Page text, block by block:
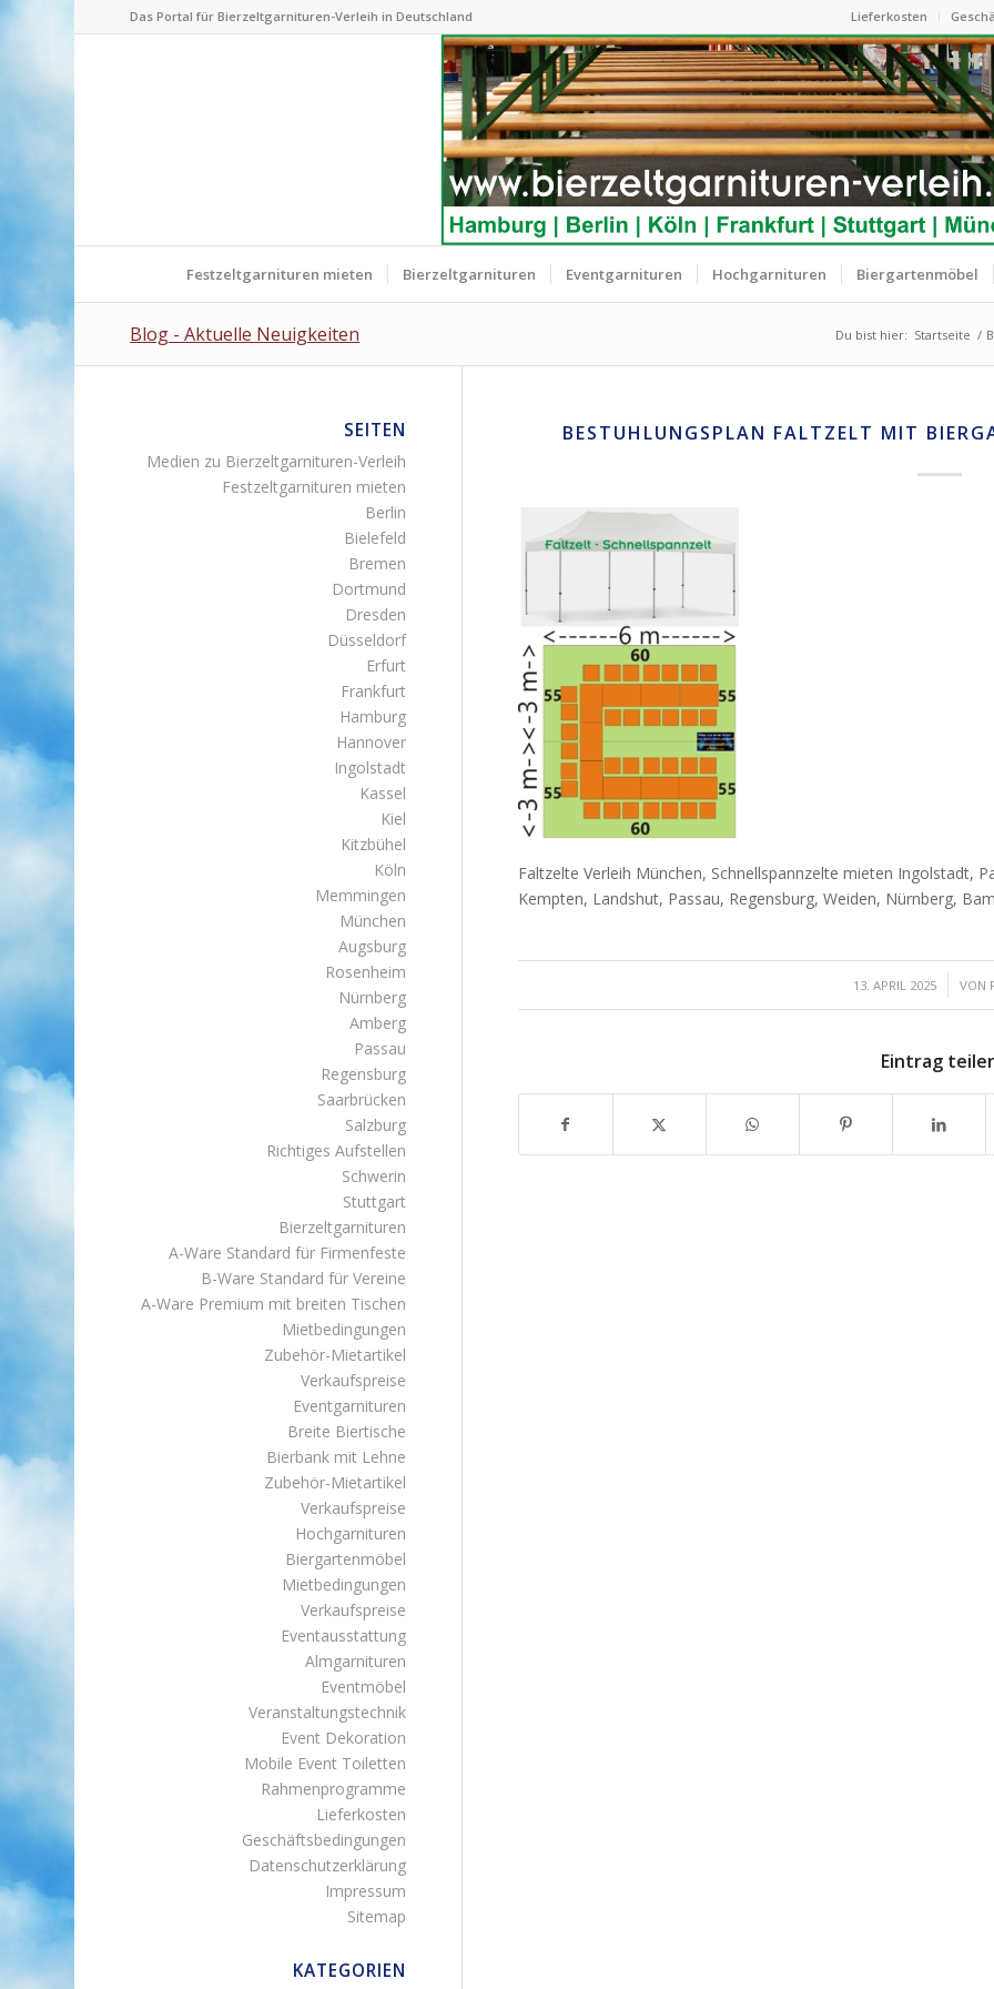
Lieferkosten
Das Portal für Bierzeltgarnituren-Verleih in Deutschland
Festzeltgarnituren mieten Bierzeltgarnituren Eventgarnituren Hochgarnituren Biergartenmöbel
Blog - Aktuelle Neuigkeiten Du bist hier: Startseite /
BESTUHLUNGSPLAN FALTZELT MIT
Faltzelte Verleih München, Schnellspannzelte mieten Ingolstadt,
Kempten, Landshut, Passau, Regensburg, Weiden, Nürnberg,
13. APRIL 2025
/ VON
Eintrag
SEITEN
Medien zu Bierzeltgarnituren-Verleih
Festzeltgarnituren mieten
Berlin
Bielefeld
Bremen
Dortmund
Dresden
Düsseldorf
Erfurt
Frankfurt
Hamburg
Hannover
Ingolstadt
Kassel
Kiel
Kitzbühel
Köln
Memmingen
München
Augsburg
Rosenheim
Nürnberg
Amberg
Passau
Regensburg
Saarbrücken
Salzburg
Richtiges Aufstellen
Schwerin
Stuttgart
Bierzeltgarnituren
A-Ware Standard für Firmenfeste
B-Ware Standard für Vereine
A-Ware Premium mit breiten Tischen
Mietbedingungen
Zubehör-Mietartikel
Verkaufspreise
Eventgarnituren
Breite Biertische
Bierbank mit Lehne
Zubehör-Mietartikel
Verkaufspreise
Hochgarnituren
Biergartenmöbel
Mietbedingungen
Verkaufspreise
Eventausstattung
Almgarnituren
Eventmöbel
Veranstaltungstechnik
Event Dekoration
Mobile Event Toiletten
Rahmenprogramme
Lieferkosten
Geschäftsbedingungen
Datenschutzerklärung
Impressum
Sitemap
KATEGORIEN